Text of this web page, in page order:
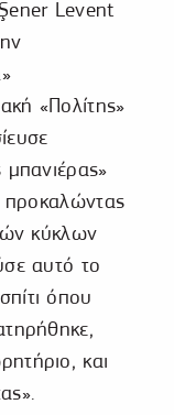
Levent
«Πολίτης»
προκαλώντας
κύκλων
αυτό το
όπου
και